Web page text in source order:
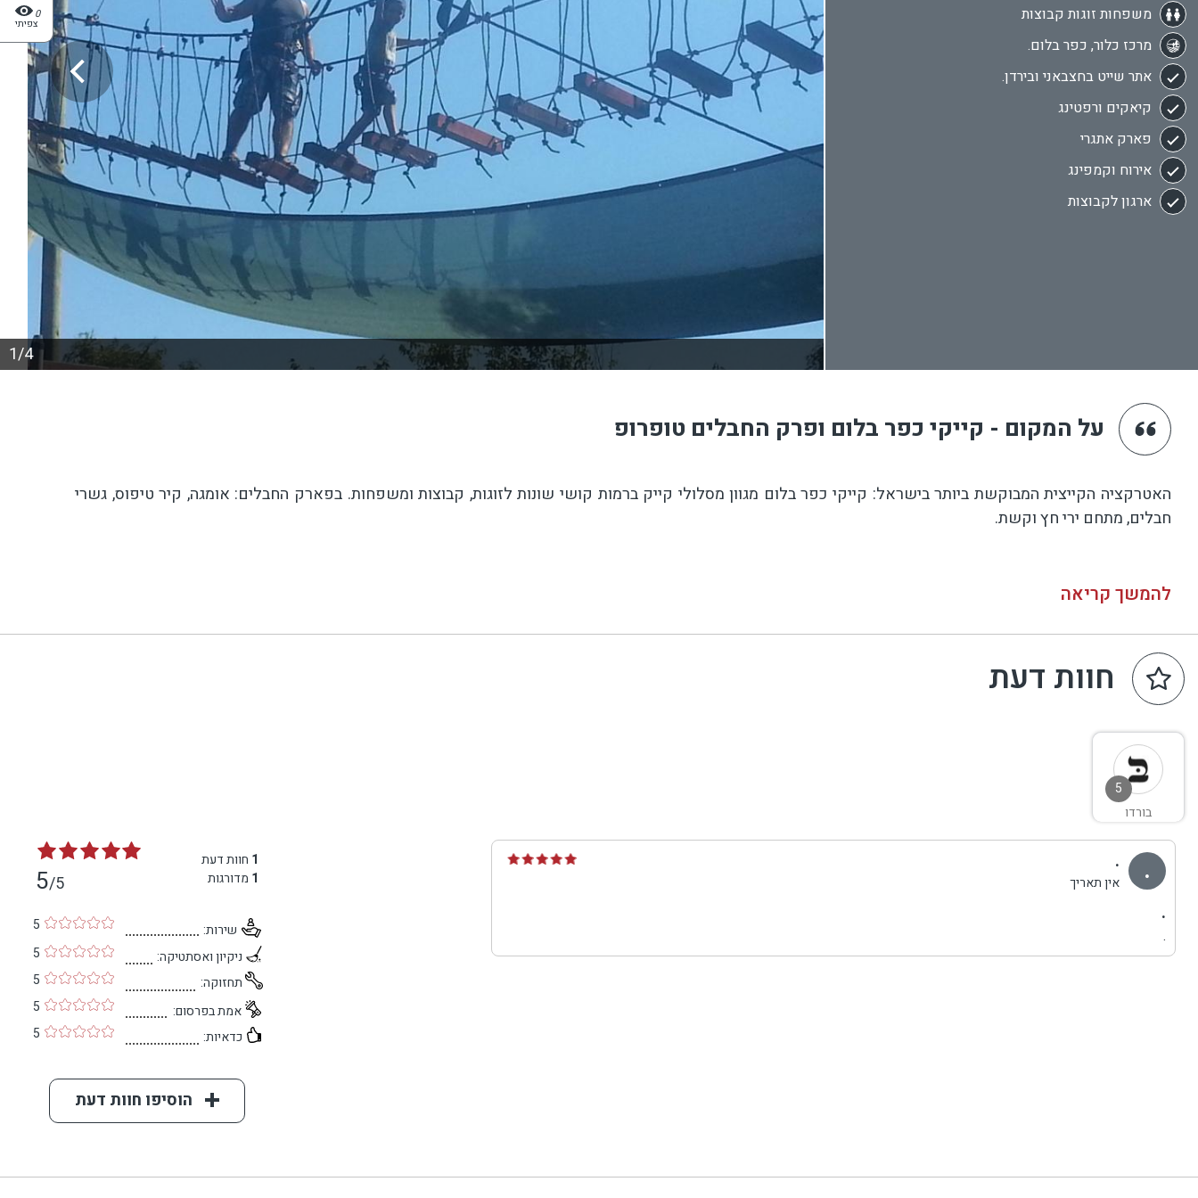
0
צפיתי
1/4
משפחות זוגות קבוצות
מרכז כלור, כפר בלום.
אתר שייט בחצבאני ובירדן.
קיאקים ורפטינג
פארק אתגרי
אירוח וקמפינג
ארגון לקבוצות
על המקום - קייקי כפר בלום ופרק החבלים טופרופ
האטרקציה הקייצית המבוקשת ביותר בישראל: קייקי כפר בלום מגוון מסלולי קייק ברמות קושי שונות לזוגות, קבוצות ומשפחות. בפארק החבלים: אומגה, קיר טיפוס, גשרי
חבלים, מתחם ירי חץ וקשת.
להמשך קריאה
חוות דעת
5
בורדו
.
.
אין תאריך
.
.
1 חוות דעת
1 מדורגות 5/5
שירות:
5
ניקיון ואסתטיקה:
5
תחזוקה:
5
אמת בפרסום:
5
כדאיות:
5
הוסיפו חוות דעת